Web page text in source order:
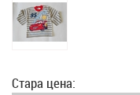
Стара цена: